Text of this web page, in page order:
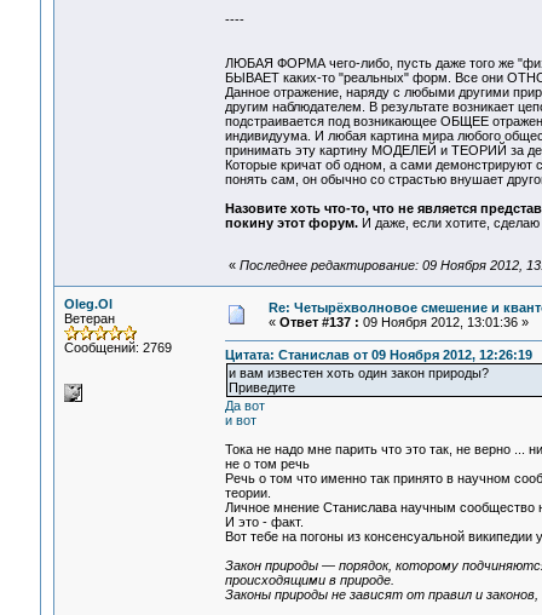
----
ЛЮБАЯ ФОРМА чего-либо, пусть даже того же
БЫВАЕТ каких-то "реальных" форм. Все они
Данное отражение, наряду с любыми другими
другим наблюдателем. В результате возникает
подстраивается под возникающее ОБЩЕЕ
индивидуума. И любая картина мира любого
принимать эту картину МОДЕЛЕЙ и ТЕОРИЙ за
Которые кричат об одном, а сами демонстрируют
понять сам, он обычно со страстью внушает
Назовите хоть что-то, что не является
покину этот форум.И даже, если хотите, сделаю
« Последнее редактирование: 09 Ноября 2012,
Oleg.Ol
Ветеран
Сообщений: 2769
Re: Четырёхволновое смешение и
« Ответ #137 : 09 Ноября 2012, 13:01:36 »
Цитата: Станислав от 09 Ноября 2012, 12:26:19
и вам известен хоть один закон природы?
Приведите
Да вот
и вот
Тока не надо мне парить что это так, не верно ...
не о том речь
Речь о том что именно так принято в научном
теории.
Личное мнение Станислава научным сообщество
И это - факт.
Вот тебе на погоны из консенсуальной
Закон природы — порядок, которому
происходящими в природе.
Законы природы не зависят от правил и